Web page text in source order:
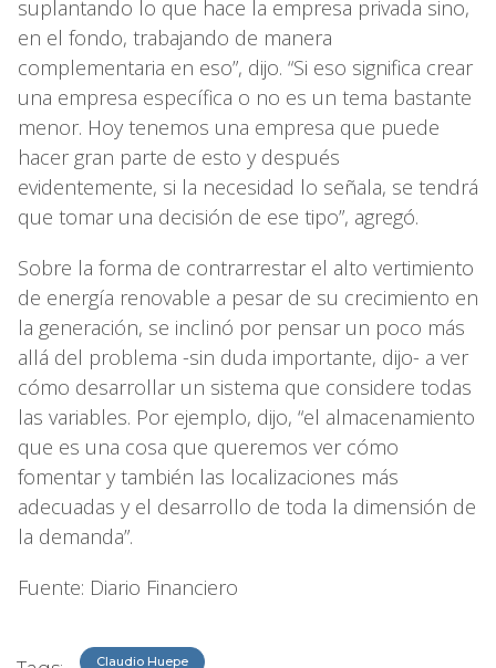
suplantando lo que hace la empresa privada sino,
en el fondo, trabajando de manera
complementaria en eso”, dijo. “Si eso significa crear
una empresa específica o no es un tema bastante
menor. Hoy tenemos una empresa que puede
hacer gran parte de esto y después
evidentemente, si la necesidad lo señala, se tendrá
que tomar una decisión de ese tipo”, agregó.
Sobre la forma de contrarrestar el alto vertimiento
de energía renovable a pesar de su crecimiento en
la generación, se inclinó por pensar un poco más
allá del problema -sin duda importante, dijo- a ver
cómo desarrollar un sistema que considere todas
las variables. Por ejemplo, dijo, “el almacenamiento
que es una cosa que queremos ver cómo
fomentar y también las localizaciones más
adecuadas y el desarrollo de toda la dimensión de
la demanda”.
Fuente: Diario Financiero
Claudio Huepe